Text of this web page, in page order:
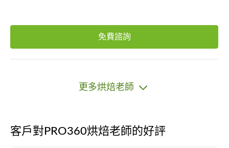
免費諮詢
更多烘焙老師
客戶對PRO360烘焙老師的好評